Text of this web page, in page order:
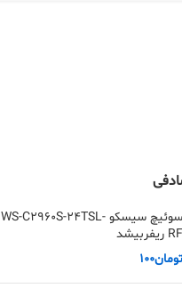
سوئیچ سیسکو WS-C2960S-24TSL-
RF ریفربیشد
تومان100